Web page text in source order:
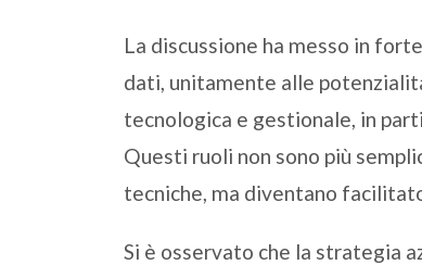
La discussione ha messo in
dati, unitamente alle
tecnologica e gestionale, in
Questi ruoli non sono più
tecniche, ma diventano
Si è osservato che la strategia